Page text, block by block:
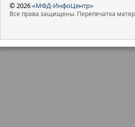
© 2026«МФД-ИнфоЦентр»
Все права защищены. Перепечатка